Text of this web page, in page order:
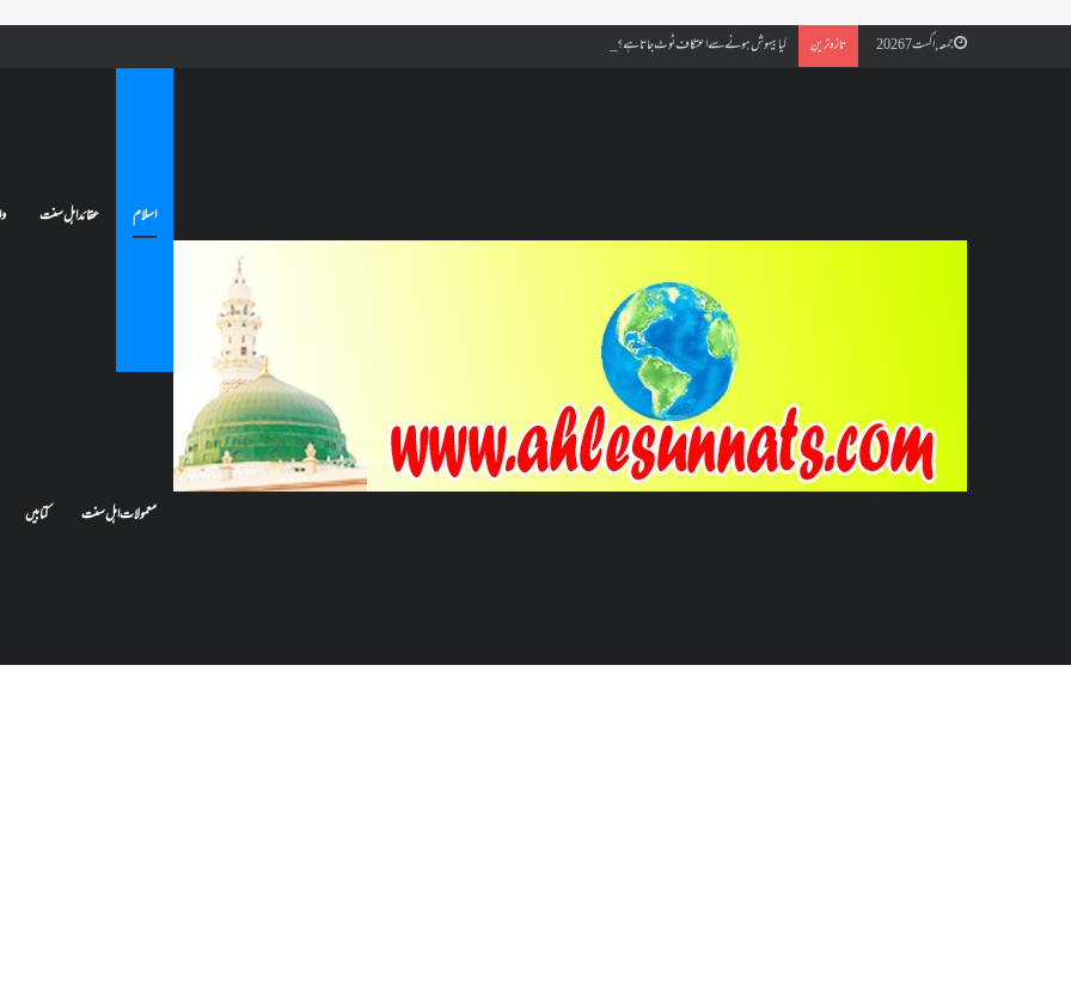
جمعہ, اگست 7 2026 تازہ ترین کیا بیہوش ہونے سے اعتکاف ٹوٹ جاتا ہے؟ اگر معتکف کو احتلام ہو جائے تو کیا اس کا اعتکاف ٹوٹ جائے گا؟فنائے مسجد کسے کہتے ہیں ، اور کیا معتکف فنائے مسجد میں جا سکتا ہے؟
اسلام عقائد اہل سنت
معمولات اہل سنت کتابیں